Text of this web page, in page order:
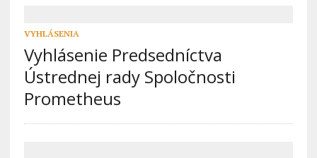
VYHLÁSENIA
Vyhlásenie Predsedníctva
Ústrednej rady Spoločnosti
Prometheus